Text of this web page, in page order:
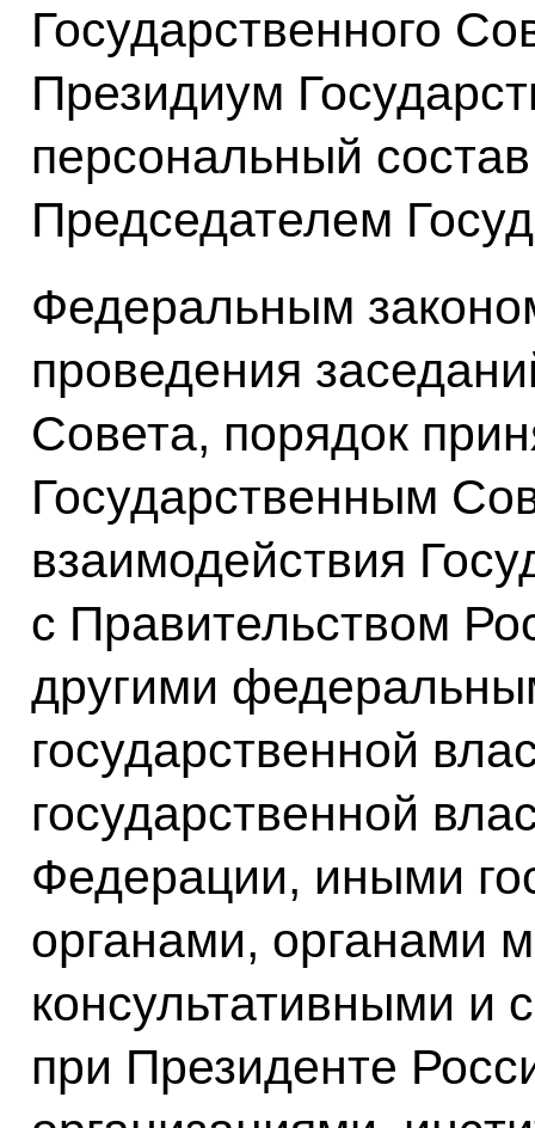
Государственного
Президиум
персональный
Председателем
Федеральным
проведения
Совета, порядок
Государственным
взаимодействия
с Правительством
другими
государственной
государственной
Федерации, иными
органами, органами
консультативными и
при Президенте